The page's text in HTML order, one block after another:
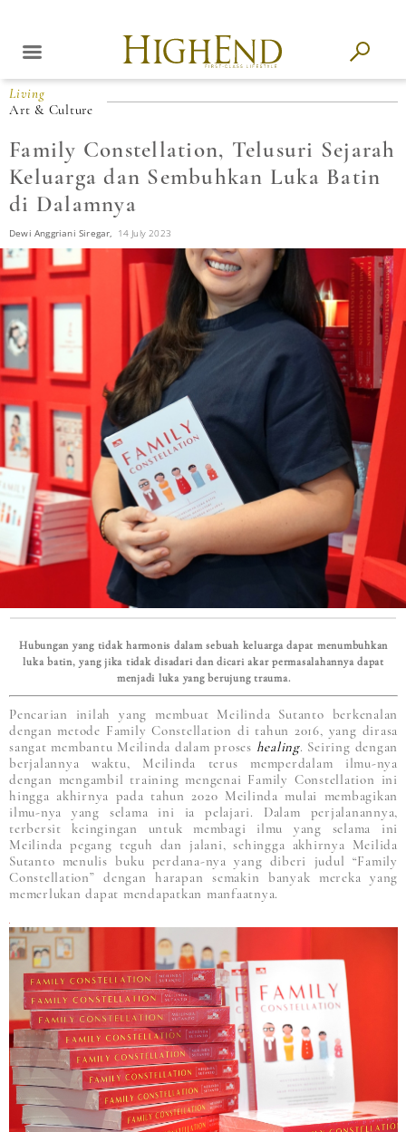
Living
Art & Culture
Family Constellation, Telusuri Sejarah
Keluarga dan Sembuhkan Luka Batin
di Dalamnya
Dewi Anggriani Siregar, 14 July 2023
Hubungan yang tidak harmonis dalam sebuah keluarga dapat menumbuhkan
luka batin, yang jika tidak disadari dan dicari akar permasalahannya dapat
menjadi luka yang berujung trauma.
Pencarian inilah yang membuat Meilinda Sutanto berkenalan
dengan metode Family Constellation di tahun 2016, yang dirasa
sangat membantu Meilinda dalam proses healing. Seiring dengan
berjalannya waktu, Meilinda terus memperdalam ilmu-nya
dengan mengambil training mengenai Family Constellation ini
hingga akhirnya pada tahun 2020 Meilinda mulai membagikan
ilmu-nya yang selama ini ia pelajari. Dalam perjalanannya,
terbersit keingingan untuk membagi ilmu yang selama ini
Meilinda pegang teguh dan jalani, sehingga akhirnya Meilida
Sutanto menulis buku perdana-nya yang diberi judul “Family
Constellation” dengan harapan semakin banyak mereka yang
memerlukan dapat mendapatkan manfaatnya.